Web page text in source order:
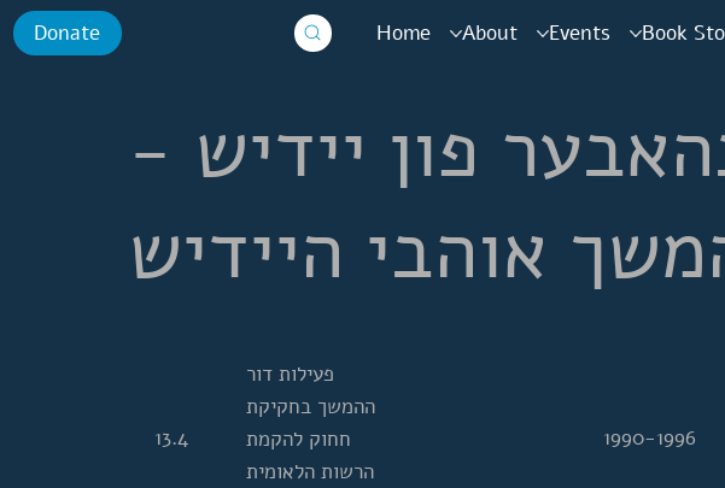
Donate Book
Events
About
Home
פון יידיש -
אוהבי היידיש
1990-1996
פעילות דור
ההמשך בחקיקת
חחוק להקמת
הרשות הלאומית
13.4